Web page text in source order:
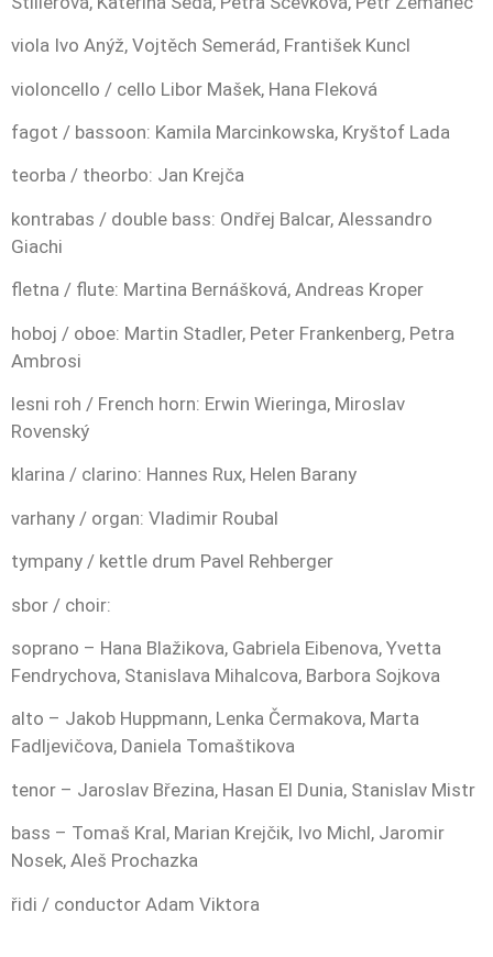
viola Ivo Anýž, Vojtěch Semerád, František Kuncl
violoncello / cello Libor Mašek, Hana Fleková
fagot / bassoon: Kamila Marcinkowska, Kryštof Lada
teorba / theorbo: Jan Krejča
kontrabas / double bass: Ondřej Balcar, Alessandro
Giachi
fletna / flute: Martina Bernášková, Andreas Kroper
hoboj / oboe: Martin Stadler, Peter Frankenberg, Petra
Ambrosi
lesni roh / French horn: Erwin Wieringa, Miroslav
Rovenský
klarina / clarino: Hannes Rux, Helen Barany
varhany / organ: Vladimir Roubal
tympany / kettle drum Pavel Rehberger
sbor / choir:
soprano – Hana Blažikova, Gabriela Eibenova, Yvetta
Fendrychova, Stanislava Mihalcova, Barbora Sojkova
alto – Jakob Huppmann, Lenka Čermakova, Marta
Fadljevičova, Daniela Tomaštikova
tenor – Jaroslav Březina, Hasan El Dunia, Stanislav Mistr
bass – Tomaš Kral, Marian Krejčik, Ivo Michl, Jaromir
Nosek, Aleš Prochazka
řidi / conductor Adam Viktora